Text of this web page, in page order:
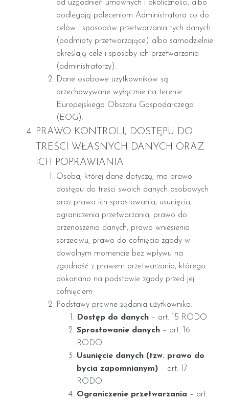
od uzgodnień umownych i okoliczności, albo
podlegają poleceniom Administratora co do
celów i sposobów przetwarzania tych danych
(podmioty przetwarzające) albo samodzielnie
określają cele i sposoby ich przetwarzania
(administratorzy).
Dane osobowe użytkowników są
przechowywane wyłącznie na terenie
Europejskiego Obszaru Gospodarczego
(EOG).
PRAWO KONTROLI, DOSTĘPU DO
TREŚCI WŁASNYCH DANYCH ORAZ
ICH POPRAWIANIA
Osoba, której dane dotyczą, ma prawo
dostępu do treści swoich danych osobowych
oraz prawo ich sprostowania, usunięcia,
ograniczenia przetwarzania, prawo do
przenoszenia danych, prawo wniesienia
sprzeciwu, prawo do cofnięcia zgody w
dowolnym momencie bez wpływu na
zgodność z prawem przetwarzania, którego
dokonano na podstawie zgody przed jej
cofnięciem.
Podstawy prawne żądania użytkownika:
Dostęp do danych – art. 15 RODO
Sprostowanie danych – art. 16
RODO.
Usunięcie danych (tzw. prawo do
bycia zapomnianym) – art. 17
RODO.
Ograniczenie przetwarzania – art.